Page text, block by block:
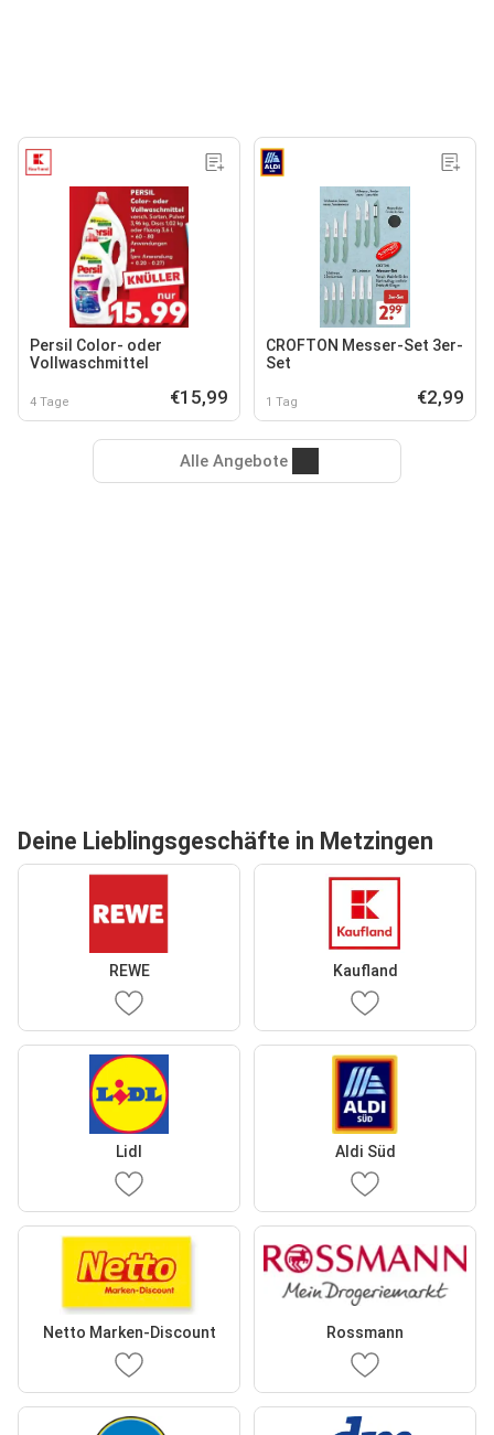
Persil Color- oder
Vollwaschmittel
4 Tage €15,99
CROFTON Messer-Set 3er-
Set
1 Tag €2,99
Alle Angebote
Deine Lieblingsgeschäfte in Metzingen
REWE Kaufland
Lidl Aldi Süd
Netto Marken-Discount Rossmann